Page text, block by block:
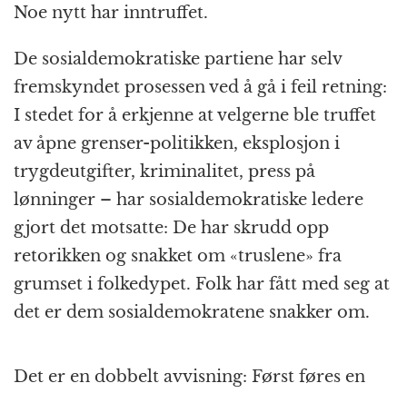
Noe nytt har inntruffet.
De sosialdemokratiske partiene har selv
fremskyndet prosessen ved å gå i feil retning:
I stedet for å erkjenne at velgerne ble truffet
av åpne grenser-politikken, eksplosjon i
trygdeutgifter, kriminalitet, press på
lønninger – har sosialdemokratiske ledere
gjort det motsatte: De har skrudd opp
retorikken og snakket om «truslene» fra
grumset i folkedypet. Folk har fått med seg at
det er dem sosialdemokratene snakker om.
Det er en dobbelt avvisning: Først føres en